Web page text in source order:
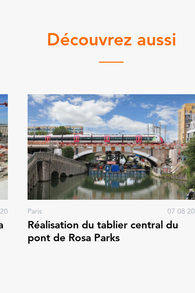
Découvrez aussi
Paris 07 08 20
Réalisation du tablier central du
pont de Rosa Parks